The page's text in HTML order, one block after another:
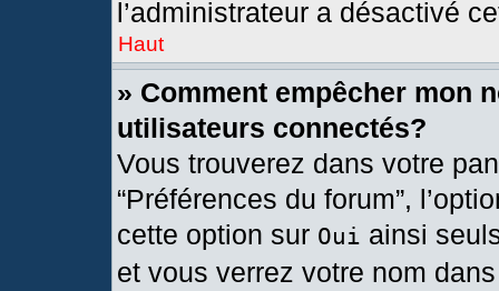
l’administrateur a désactivé
Haut
» Comment empêcher mon
utilisateurs connectés?
Vous trouverez dans votre
“Préférences du forum”,
cette option sur Oui ainsi
et vous verrez votre nom